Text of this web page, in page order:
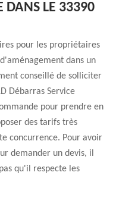
DANS LE 33390
pour les propriétaires
dans un
conseillé de solliciter
Débarras Service
pour prendre en
des tarifs très
concurrence. Pour avoir
demander un devis, il
qu'il respecte les